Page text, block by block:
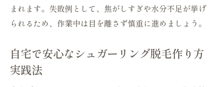
まれます。失敗例として、焦がしすぎや水分不足が挙げ
られるため、作業中は目を離さず慎重に進めましょう。
自宅で安心なシュガーリング脱毛作り方
実践法